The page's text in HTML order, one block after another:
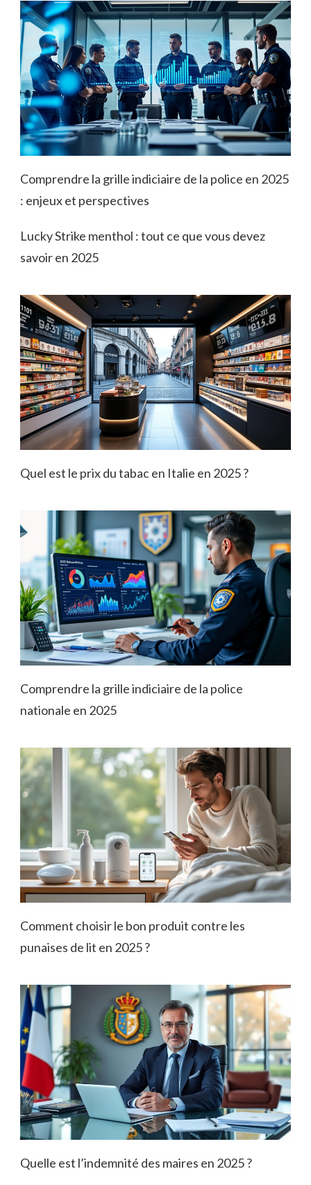
Comprendre la grille indiciaire de la police en 2025
: enjeux et perspectives
Lucky Strike menthol : tout ce que vous devez
savoir en 2025
Quel est le prix du tabac en Italie en 2025 ?
Comprendre la grille indiciaire de la police
nationale en 2025
Comment choisir le bon produit contre les
punaises de lit en 2025 ?
Quelle est l’indemnité des maires en 2025 ?